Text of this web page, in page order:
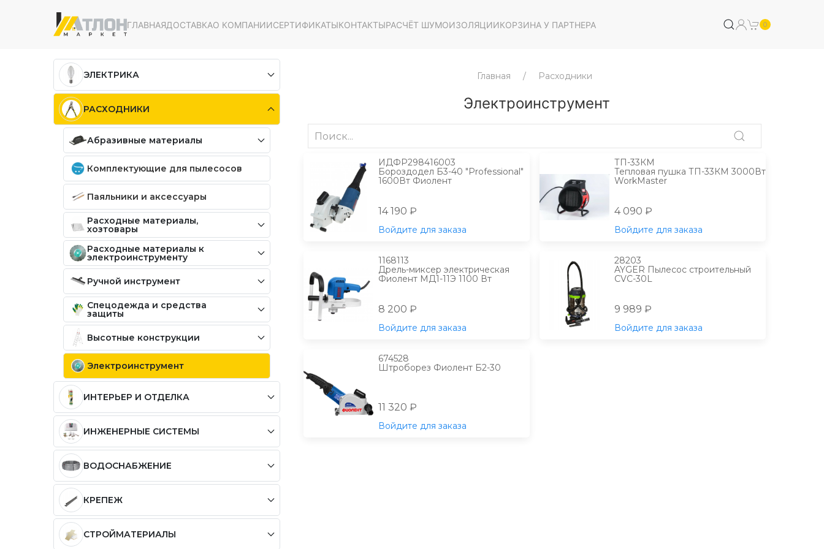
ГЛАВНАЯДОСТАВКАО КОМПАНИИСЕРТИФИКАТЫКОНТАКТЫРАСЧЁТ ШУМОИЗОЛЯЦИИКОРЗИНА У ПАРТНЕРА 0
ЭЛЕКТРИКА
РАСХОДНИКИ
Абразивные материалы
Комплектующие для пылесосов
Паяльники и аксессуары
Расходные материалы,
хозтовары
Расходные материалы к
электроинструменту
Ручной инструмент
Спецодежда и средства
защиты
Высотные конструкции
Электроинструмент
ИНТЕРЬЕР И ОТДЕЛКА
ИНЖЕНЕРНЫЕ СИСТЕМЫ
ВОДОСНАБЖЕНИЕ
КРЕПЕЖ
СТРОЙМАТЕРИАЛЫ
Главная Расходники
Электроинструмент
ИДФР298416003
Бороздодел Б3-40 "Professional"
1600Вт Фиолент
14 190 ₽
Войдите для заказа
ТП-33КМ
Тепловая пушка ТП-33КМ 3000Вт
WorkMaster
4 090 ₽
Войдите для заказа
1168113
Дрель-миксер электрическая
Фиолент МД1-11Э 1100 Вт
8 200 ₽
Войдите для заказа
28203
AYGER Пылесос строительный
CVC-30L
9 989 ₽
Войдите для заказа
674528
Штроборез Фиолент Б2-30
11 320 ₽
Войдите для заказа